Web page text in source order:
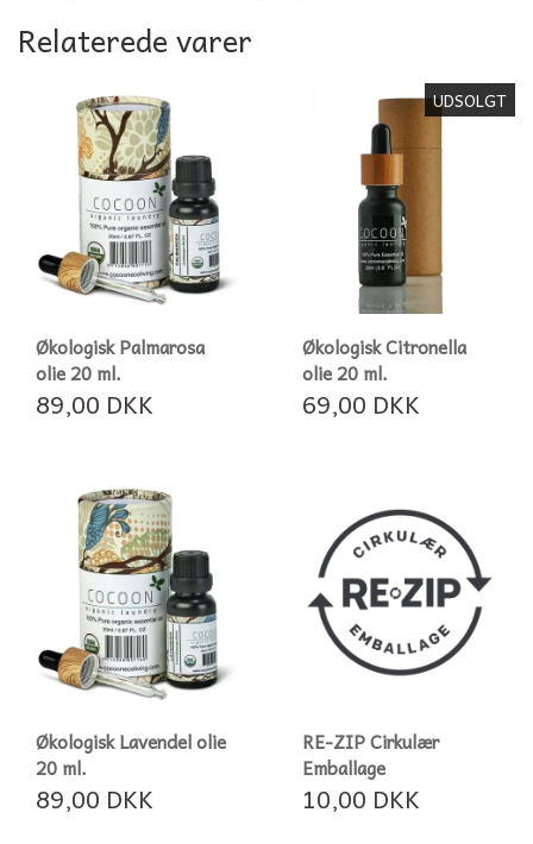
Relaterede varer
Økologisk Palmarosa
olie 20 ml.
89,00 DKK
UDSOLGT
Økologisk Citronella
olie 20 ml.
69,00 DKK
Økologisk Lavendel olie
20 ml.
89,00 DKK
RE-ZIP Cirkulær
Emballage
10,00 DKK